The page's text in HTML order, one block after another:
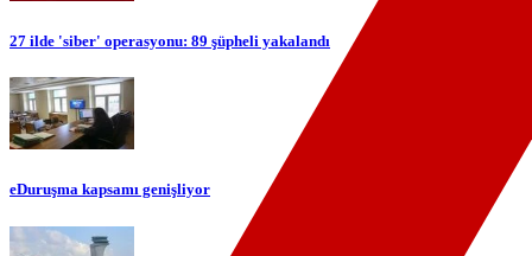
27 ilde 'siber' operasyonu: 89 şüpheli yakalandı
eDuruşma kapsamı genişliyor